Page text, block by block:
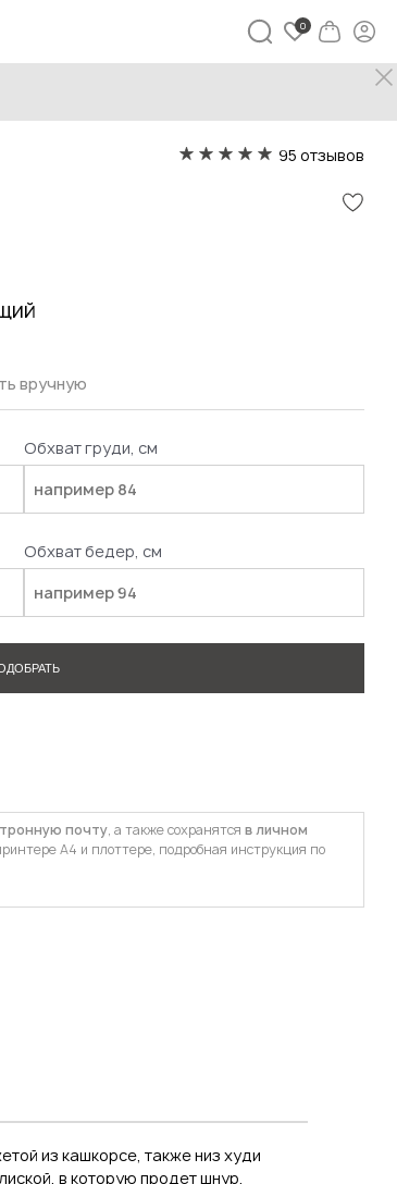
95 отзывов
вручную
Обхват груди, см
Обхват бедер, см
почту, а также сохранятся в личном
А4 и плоттере, подробная инструкция по
из кашкорсе, также низ худи
в которую продет шнур.